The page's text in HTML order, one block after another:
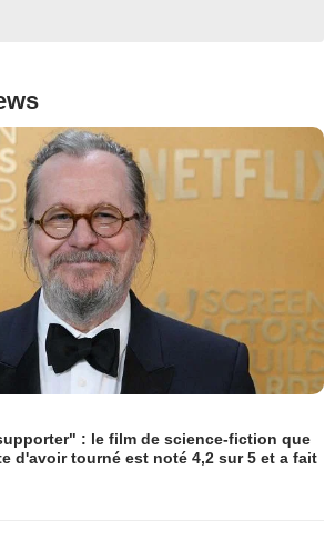
: le film de science-fiction que
d'avoir tourné est noté 4,2 sur 5 et a fait